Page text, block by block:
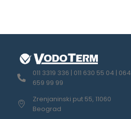
011 3319 336 | 011 630 55 04 | 064
659 99 99
Zrenjaninski put 55, 11060
Beograd